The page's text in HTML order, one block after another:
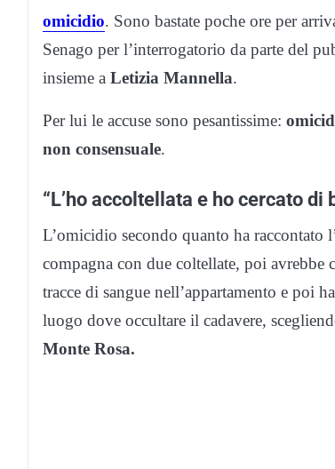
omicidio. Sono bastate poche ore per
Senago per l’interrogatorio da parte del
insieme a Letizia Mannella.
Per lui le accuse sono pesantissime:
non consensuale.
“L’ho accoltellata e ho cercato di
L’omicidio secondo quanto ha
compagna con due coltellate, poi avrebbe
tracce di sangue nell’appartamento e poi
luogo dove occultare il cadavere,
Monte Rosa.